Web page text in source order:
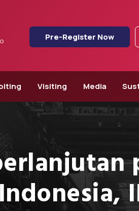
Pre-Register Now
Visiting Media